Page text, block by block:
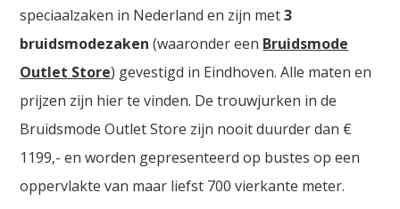
speciaalzaken in Nederland en zijn met3
bruidsmodezaken (waaronder een Bruidsmode
Outlet Store) gevestigd in Eindhoven. Alle maten en
prijzen zijn hier te vinden. De trouwjurken in de
Bruidsmode Outlet Store zijn nooit duurder dan €
1199,- en worden gepresenteerd op bustes op een
oppervlakte van maar liefst 700 vierkante meter.